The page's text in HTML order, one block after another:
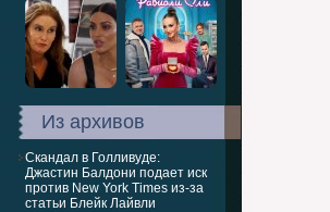
Из архивов
Скандал в Голливуде:
Джастин Балдони подает иск
против New York Times из-за
статьи Блейк Лайвли